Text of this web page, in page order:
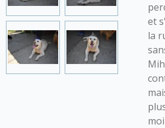
et
la